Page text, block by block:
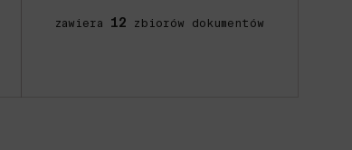
zawiera 12 zbiorów dokumentów